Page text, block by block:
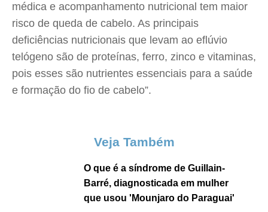
médica e acompanhamento nutricional tem maior
risco de queda de cabelo. As principais
deficiências nutricionais que levam ao eflúvio
telógeno são de proteínas, ferro, zinco e vitaminas,
pois esses são nutrientes essenciais para a saúde
e formação do fio de cabelo”.
Veja Também
O que é a síndrome de Guillain-
Barré, diagnosticada em mulher
que usou 'Mounjaro do Paraguai'